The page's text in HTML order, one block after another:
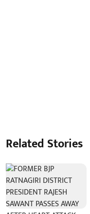
Related Stories